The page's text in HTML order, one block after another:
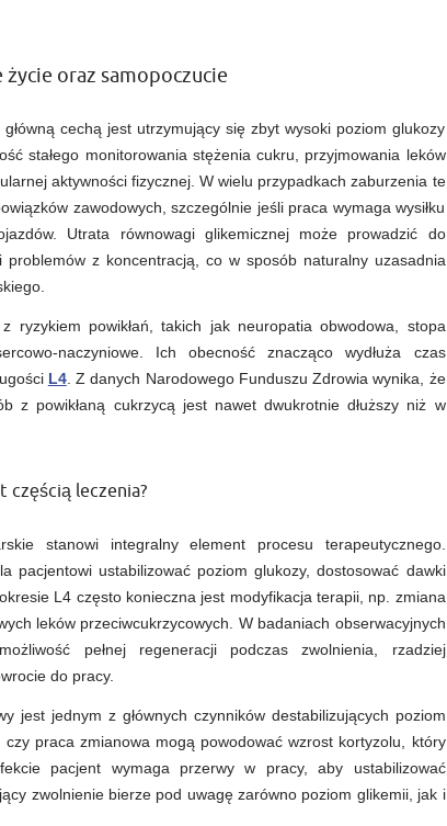
życie oraz samopoczucie
cechą jest utrzymujący się zbyt wysoki poziom glukozy
stałego monitorowania stężenia cukru, przyjmowania leków
aktywności fizycznej. W wielu przypadkach zaburzenia te
zawodowych, szczególnie jeśli praca wymaga wysiłku
Utrata równowagi glikemicznej może prowadzić do
problemów z koncentracją, co w sposób naturalny uzasadnia
ryzykiem powikłań, takich jak neuropatia obwodowa, stopa
naczyniowe. Ich obecność znacząco wydłuża czas
L4. Z danych Narodowego Funduszu Zdrowia wynika, że
z powikłaną cukrzycą jest nawet dwukrotnie dłuższy niż w
częścią leczenia?
stanowi integralny element procesu terapeutycznego.
pacjentowi ustabilizować poziom glukozy, dostosować dawki
L4 często konieczna jest modyfikacja terapii, np. zmiana
leków przeciwcukrzycowych. W badaniach obserwacyjnych
pełnej regeneracji podczas zwolnienia, rzadziej
do pracy.
jest jednym z głównych czynników destabilizujących poziom
czy praca zmianowa mogą powodować wzrost kortyzolu, który
pacjent wymaga przerwy w pracy, aby ustabilizować
zwolnienie bierze pod uwagę zarówno poziom glikemii, jak i